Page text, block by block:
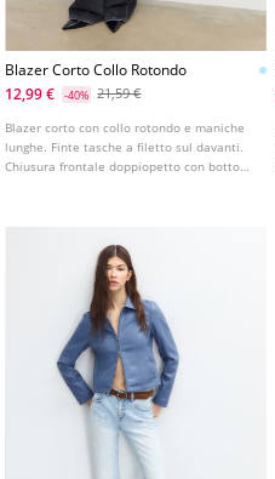
Blazer Corto Collo Rotondo
12,99 €
-40% 21,59 €
Blazer corto con collo rotondo e maniche
lunghe. Finte tasche a filetto sul davanti.
Chiusura frontale doppiopetto con bottoni.